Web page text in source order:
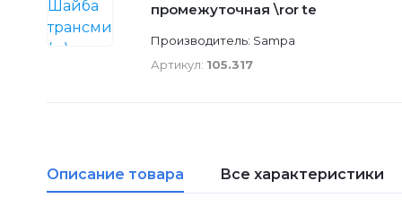
промежуточная \ror te
Производитель: Sampa
Артикул: 105.317
Описание товара Все характеристики